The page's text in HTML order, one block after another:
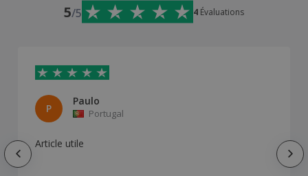
5/5 4 Évaluations
P
Paulo
Portugal
Article utile